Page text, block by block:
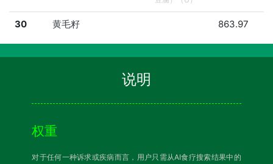
30 黄毛籽 863.97
说明
权重
对于任何一种诉求或疾病而言，用户只需从AI食疗搜索结果中的